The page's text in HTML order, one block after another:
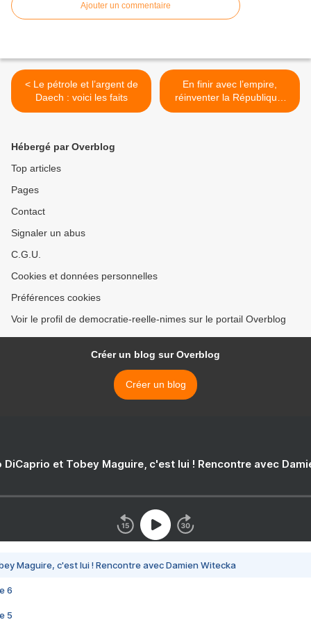
Ajouter un commentaire
< Le pétrole et l’argent de
Daech : voici les faits
En finir avec l’empire,
réinventer la République,
refaire société : les vraies
Hébergé par Overblog
Top articles
Pages
Contact
Signaler un abus
C.G.U.
Cookies et données personnelles
Préférences cookies
Voir le profil de democratie-reelle-nimes sur le portail Overblog
Créer un blog sur Overblog
Créer un blog
DiCaprio et Tobey Maguire, c'est lui ! Rencontre avec
Maguire, c'est lui ! Rencontre avec Damien Witecka
6
5